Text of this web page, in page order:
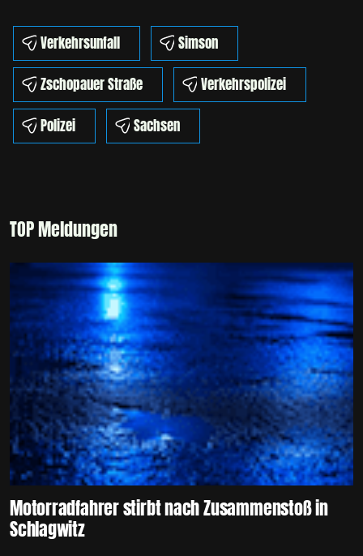
Verkehrsunfall
Simson
Zschopauer Straße
Verkehrspolizei
Polizei
Sachsen
TOP Meldungen
Motorradfahrer stirbt nach Zusammenstoß in
Schlagwitz